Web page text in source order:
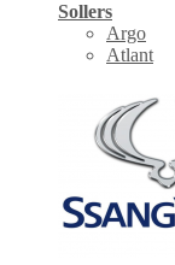
Sollers
Argo
Atlant